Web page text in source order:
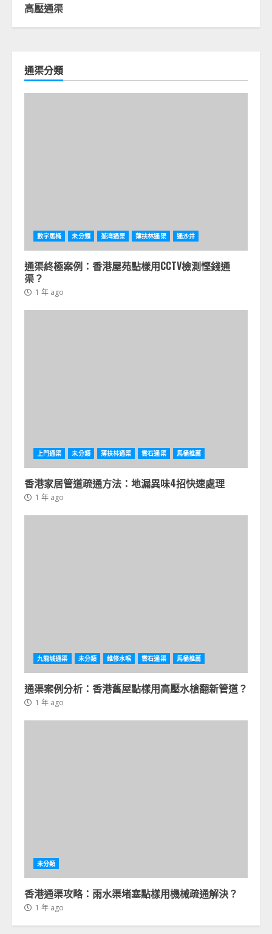
高壓通渠
通渠分類
數字馬桶 未分類 荃湾通渠 薄扶林通渠 通沙井
通渠終極案例：香港屋苑點樣用CCTV檢測慳錢通
渠？
1 年 ago
上門通渠 未分類 薄扶林通渠 雲石通渠 馬桶推薦
香港家居管道疏通方法：地漏異味4招快速處理
1 年 ago
九龍城通渠 未分類 維修水喉 雲石通渠 馬桶推薦
通渠案例分析：香港舊屋點樣用高壓水槍翻新管道？
1 年 ago
未分類
香港通渠攻略：雨水渠堵塞點樣用機械疏通解決？
1 年 ago